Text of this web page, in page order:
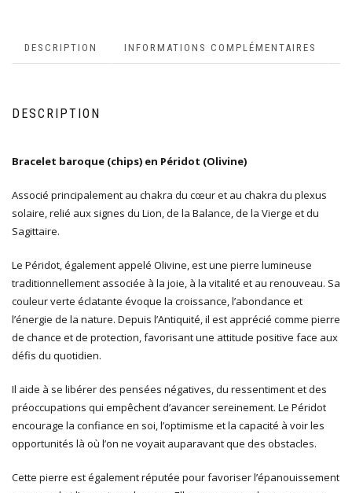
DESCRIPTION INFORMATIONS COMPLÉMENTAIRES
DESCRIPTION
Bracelet baroque (chips) en Péridot (Olivine)
Associé principalement au chakra du cœur et au chakra du plexus
solaire, relié aux signes du Lion, de la Balance, de la Vierge et du
Sagittaire.
Le Péridot, également appelé Olivine, est une pierre lumineuse
traditionnellement associée à la joie, à la vitalité et au renouveau. Sa
couleur verte éclatante évoque la croissance, l’abondance et
l’énergie de la nature. Depuis l’Antiquité, il est apprécié comme pierre
de chance et de protection, favorisant une attitude positive face aux
défis du quotidien.
Il aide à se libérer des pensées négatives, du ressentiment et des
préoccupations qui empêchent d’avancer sereinement. Le Péridot
encourage la confiance en soi, l’optimisme et la capacité à voir les
opportunités là où l’on ne voyait auparavant que des obstacles.
Cette pierre est également réputée pour favoriser l’épanouissement